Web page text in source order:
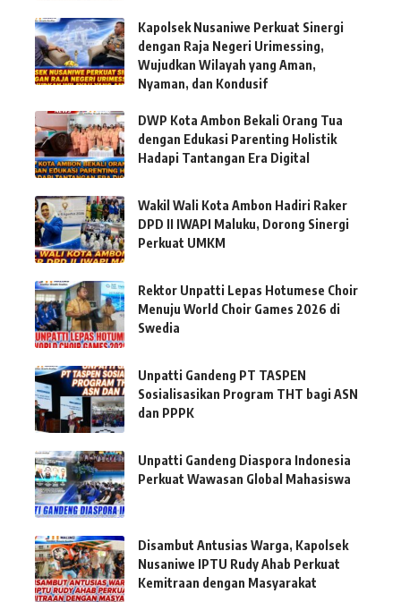
Kapolsek Nusaniwe Perkuat Sinergi
dengan Raja Negeri Urimessing,
Wujudkan Wilayah yang Aman,
Nyaman, dan Kondusif
DWP Kota Ambon Bekali Orang Tua
dengan Edukasi Parenting Holistik
Hadapi Tantangan Era Digital
Wakil Wali Kota Ambon Hadiri Raker
DPD II IWAPI Maluku, Dorong Sinergi
Perkuat UMKM
Rektor Unpatti Lepas Hotumese Choir
Menuju World Choir Games 2026 di
Swedia
Unpatti Gandeng PT TASPEN
Sosialisasikan Program THT bagi ASN
dan PPPK
Unpatti Gandeng Diaspora Indonesia
Perkuat Wawasan Global Mahasiswa
Disambut Antusias Warga, Kapolsek
Nusaniwe IPTU Rudy Ahab Perkuat
Kemitraan dengan Masyarakat